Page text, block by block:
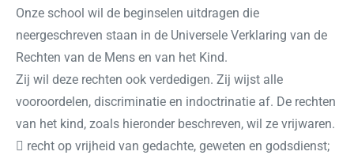
Onze school wil de beginselen uitdragen die
neergeschreven staan in de Universele Verklaring van de
Rechten van de Mens en van het Kind.
Zij wil deze rechten ook verdedigen. Zij wijst alle
vooroordelen, discriminatie en indoctrinatie af. De rechten
van het kind, zoals hieronder beschreven, wil ze vrijwaren.
 recht op vrijheid van gedachte, geweten en godsdienst;